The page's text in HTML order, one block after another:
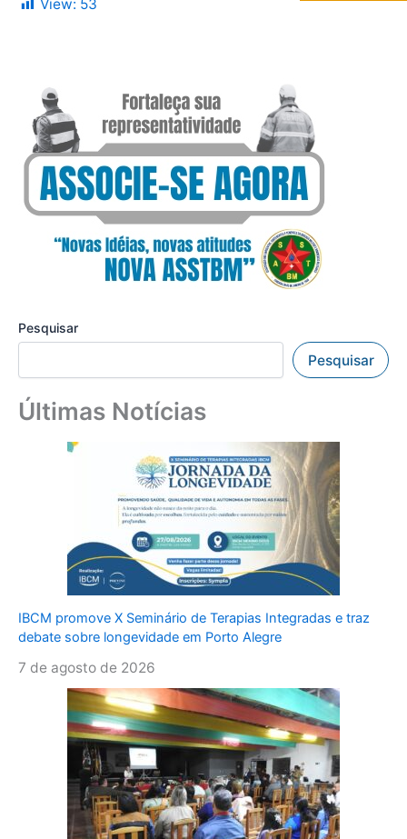
View: 53
Pesquisar
Pesquisar
Últimas Notícias
IBCM promove X Seminário de Terapias Integradas e traz
debate sobre longevidade em Porto Alegre
7 de agosto de 2026